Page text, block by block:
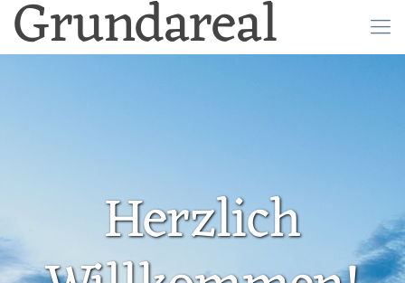
Grundareal
Herzlich